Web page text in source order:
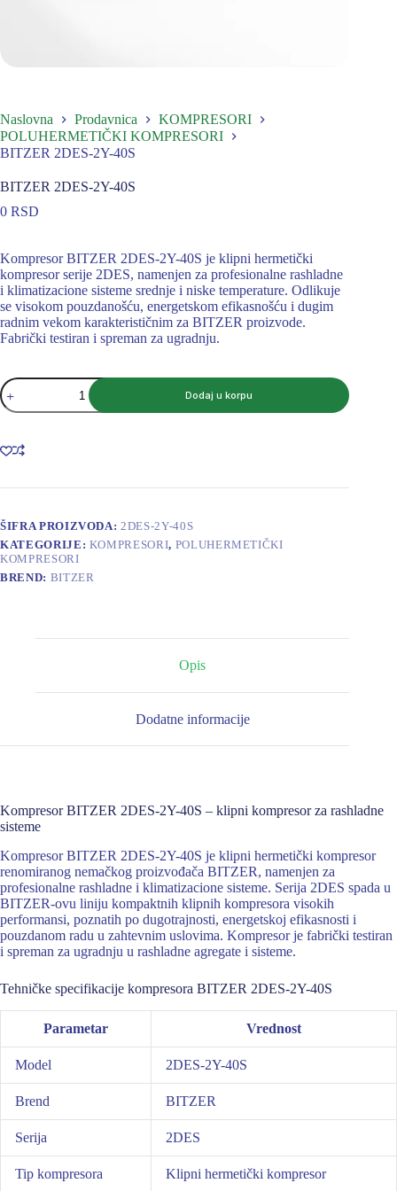
Naslovna Prodavnica
KOMPRESORI
POLUHERMETIČKI KOMPRESORI
BITZER 2DES-2Y-40S
BITZER 2DES-2Y-40S
0 RSD
Kompresor BITZER 2DES-2Y-40S je klipni hermetički
kompresor serije 2DES, namenjen za profesionalne rashladne
i klimatizacione sisteme srednje i niske temperature. Odlikuje
se visokom pouzdanošću, energetskom efikasnošću i dugim
radnim vekom karakterističnim za BITZER proizvode.
Fabrički testiran i spreman za ugradnju.
BITZER
2DES-
2Y-
količina
Dodaj u korpu
ŠIFRA PROIZVODA:2DES-2Y-40S
KATEGORIJE: KOMPRESORI, POLUHERMETIČKI
KOMPRESORI
BREND: BITZER
Opis
Dodatne informacije
Kompresor BITZER 2DES-2Y-40S – klipni kompresor za rashladne
sisteme
Kompresor BITZER 2DES-2Y-40S je klipni hermetički kompresor
renomiranog nemačkog proizvođača BITZER, namenjen za
profesionalne rashladne i klimatizacione sisteme. Serija 2DES spada u
BITZER-ovu liniju kompaktnih klipnih kompresora visokih
performansi, poznatih po dugotrajnosti, energetskoj efikasnosti i
pouzdanom radu u zahtevnim uslovima. Kompresor je fabrički testiran
i spreman za ugradnju u rashladne agregate i sisteme.
Tehničke specifikacije kompresora BITZER 2DES-2Y-40S
Parametar Vrednost
Model 2DES-2Y-40S
Brend BITZER
Serija 2DES
Tip kompresora Klipni hermetički kompresor